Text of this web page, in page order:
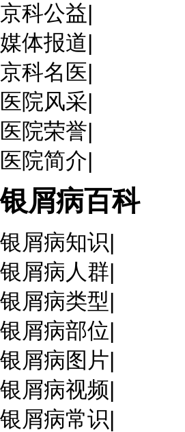
京科公益|
媒体报道|
京科名医|
医院风采|
医院荣誉|
医院简介|
银屑病百科
银屑病知识|
银屑病人群|
银屑病类型|
银屑病部位|
银屑病图片|
银屑病视频|
银屑病常识|